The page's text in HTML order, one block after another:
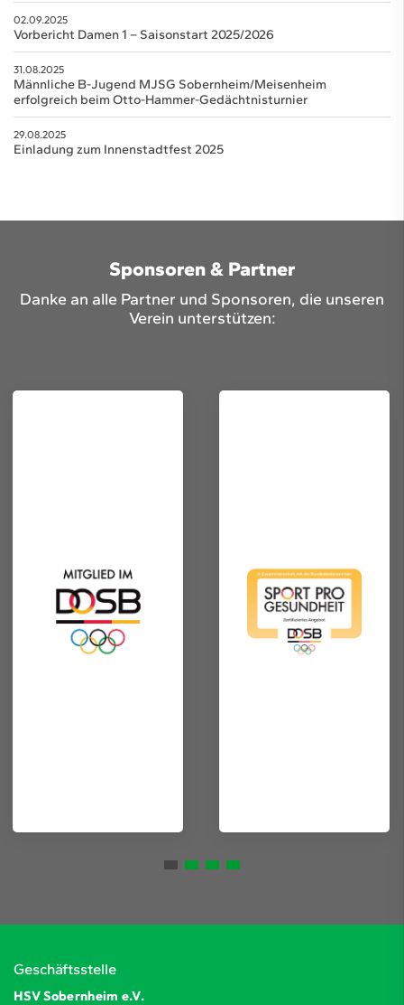
02.09.2025
Vorbericht Damen 1 – Saisonstart 2025/2026
31.08.2025
Männliche B-Jugend MJSG Sobernheim/Meisenheim
erfolgreich beim Otto-Hammer-Gedächtnisturnier
29.08.2025
Einladung zum Innenstadtfest 2025
Sponsoren & Partner
Danke an alle Partner und Sponsoren, die unseren
Verein unterstützen:
Geschäftsstelle
HSV Sobernheim e.V.